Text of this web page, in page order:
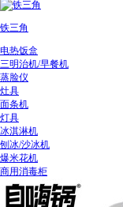
铁三角
电热饭盒
三明治机/早餐机
蒸脸仪
灶具
面条机
灯具
冰淇淋机
刨冰/沙冰机
爆米花机
商用消毒柜